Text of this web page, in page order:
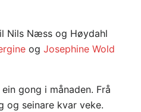
Nils Næss og Høydahl
og Josephine Wold
gong i månaden. Frå
og seinare kvar veke.